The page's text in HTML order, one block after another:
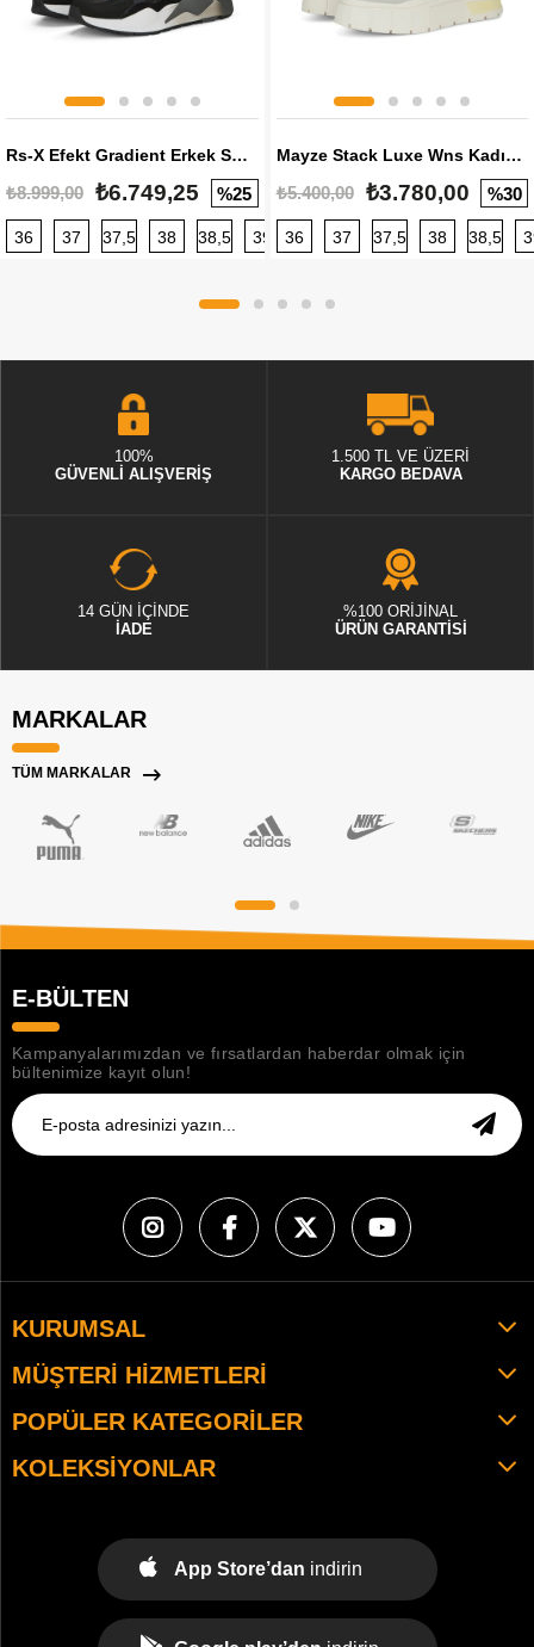
Rs-X Efekt Gradient Erkek Sneaker
₺8.999,00 ₺6.749,25 %25
36 37 37,5 38 38,5 39 40 40,5 41 42 42,5
Mayze Stack Luxe Wns Kadın Sneaker
₺5.400,00 ₺3.780,00 %30
36 37 37,5 38 38,5
100%
GÜVENLİ ALIŞVERİŞ
1.500 TL VE ÜZERİ
KARGO BEDAVA
14 GÜN İÇİNDE
İADE
%100 ORİJİNAL
ÜRÜN GARANTİSİ
MARKALAR
TÜM MARKALAR
E-BÜLTEN
Kampanyalarımızdan ve fırsatlardan haberdar olmak için
bültenimize kayıt olun!
KURUMSAL
MÜŞTERI HIZMETLERI
POPÜLER KATEGORILER
KOLEKSIYONLAR
App Store’dan indirin